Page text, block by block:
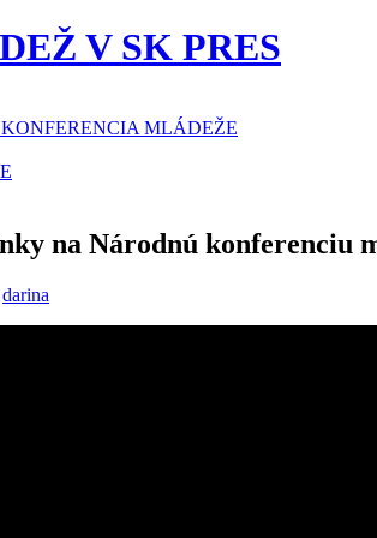
V SK PRES
MLÁDEŽE
na Národnú konferenciu
darina